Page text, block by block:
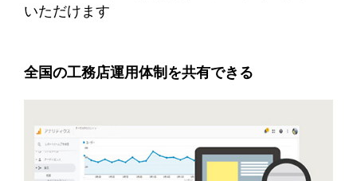
いただけます
全国の工務店運用体制を共有できる